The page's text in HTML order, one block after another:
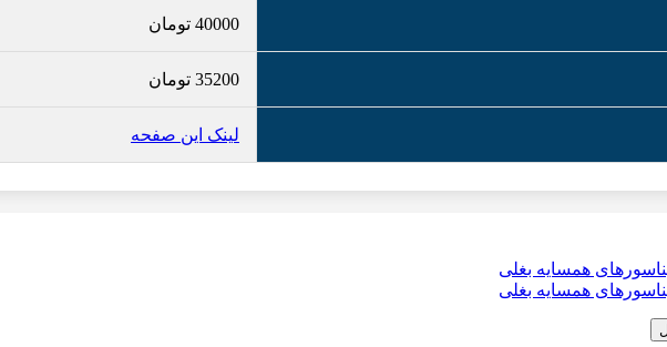
40000 تومان
35200 تومان
لینک این صفحه